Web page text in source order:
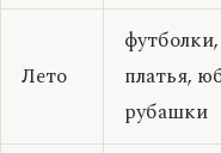
Лето
платья,
рубашки